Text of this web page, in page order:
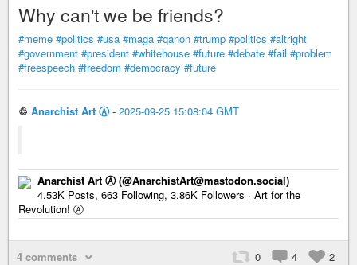
Why can't we be friends?
#meme #politics #usa #maga #qanon #trump #politics #altright
#government #president #whitehouse #future #debate #fail #problem
#freespeech #freedom #democracy #future
♲ Anarchist Art Ⓐ - 2025-09-25 15:08:04 GMT
Anarchist Art Ⓐ (@AnarchistArt@mastodon.social)
4.53K Posts, 663 Following, 3.86K Followers · Art for the
Revolution! Ⓐ
4 comments 0 4 2